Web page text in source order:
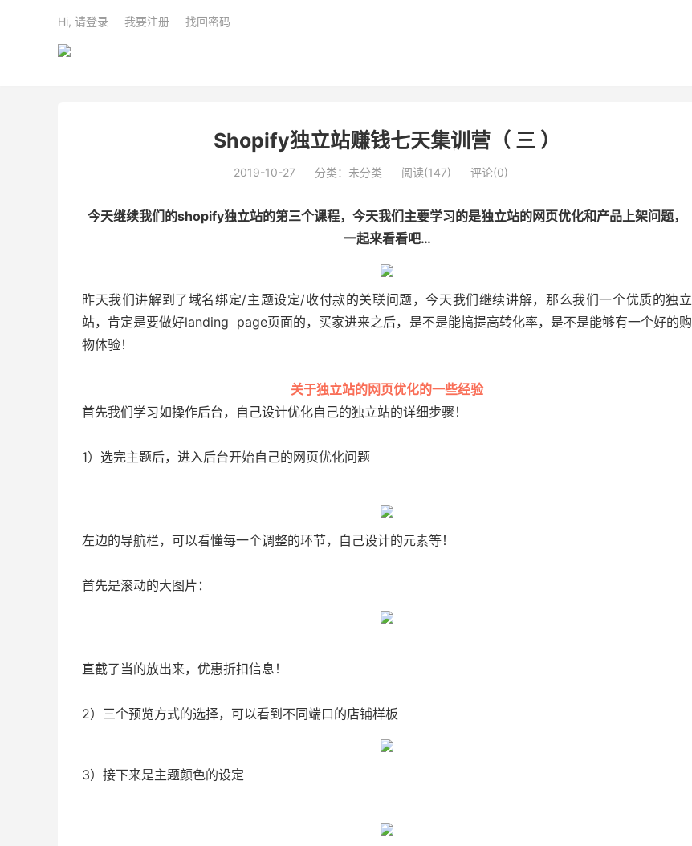
Hi, 请登录 我要注册 找回密码
Shopify独立站赚钱七天集训营（ 三 ）
2019-10-27 分类：未分类 阅读(147) 评论(0)
今天继续我们的shopify独立站的第三个课程，今天我们主要学习的是独立站的网页优化和产品上架问题，
一起来看看吧…
昨天我们讲解到了域名绑定/主题设定/收付款的关联问题，今天我们继续讲解，那么我们一个优质的独立
站，肯定是要做好landing page页面的，买家进来之后，是不是能搞提高转化率，是不是能够有一个好的购
物体验！
关于独立站的网页优化的一些经验
首先我们学习如操作后台，自己设计优化自己的独立站的详细步骤！
1）选完主题后，进入后台开始自己的网页优化问题
左边的导航栏，可以看懂每一个调整的环节，自己设计的元素等！
首先是滚动的大图片：
直截了当的放出来，优惠折扣信息！
2）三个预览方式的选择，可以看到不同端口的店铺样板
3）接下来是主题颜色的设定